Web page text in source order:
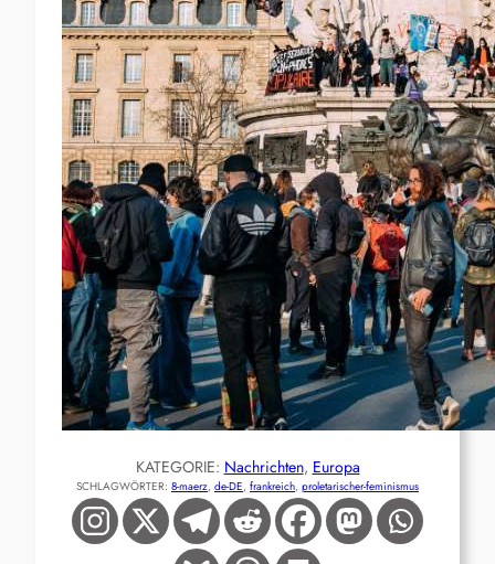
KATEGORIE: Nachrichten, Europa
SCHLAGWÖRTER: 8-maerz, de-DE, frankreich, proletarischer-feminismus